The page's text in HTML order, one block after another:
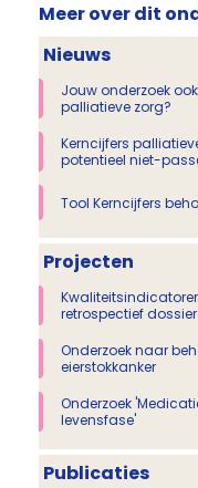
Meer over dit
Nieuws
Jouw onderzoek
palliatieve zorg?
Kerncijfers
potentieel niet-
Tool Kerncijfers
Projecten
retrospectief
Zorggerelateerde
Onderzoek naar
eierstokkanker
Onderzoek
levensfase'
Publicaties